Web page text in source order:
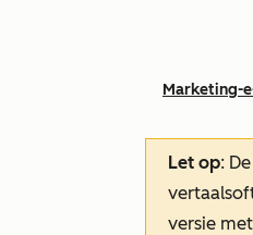
Marketing-
Let op:
versie